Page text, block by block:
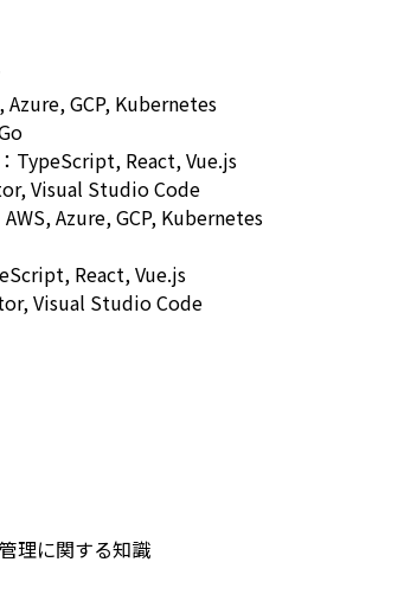
Azure, GCP, Kubernetes
TypeScript, React, Vue.js
Visual Studio Code
Azure, GCP, Kubernetes
React, Vue.js
Visual Studio Code
理に関する知識